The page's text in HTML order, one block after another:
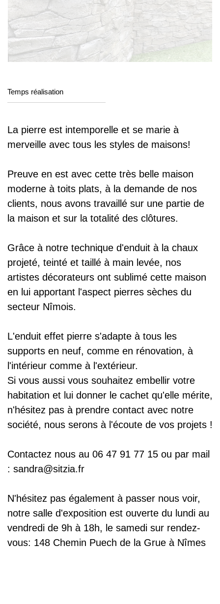
Temps réalisation
La pierre est intemporelle et se marie à
merveille avec tous les styles de maisons!
Preuve en est avec cette très belle maison
moderne à toits plats, à la demande de nos
clients, nous avons travaillé sur une partie de
la maison et sur la totalité des clôtures.
Grâce à notre technique d'enduit à la chaux
projeté, teinté et taillé à main levée, nos
artistes décorateurs ont sublimé cette maison
en lui apportant l'aspect pierres sèches du
secteur Nîmois.
L'enduit effet pierre s'adapte à tous les
supports en neuf, comme en rénovation, à
l'intérieur comme à l'extérieur.
Si vous aussi vous souhaitez embellir votre
habitation et lui donner le cachet qu'elle mérite,
n'hésitez pas à prendre contact avec notre
société, nous serons à l'écoute de vos projets !
Contactez nous au 06 47 91 77 15 ou par mail
: sandra@sitzia.fr
N'hésitez pas également à passer nous voir,
notre salle d'exposition est ouverte du lundi au
vendredi de 9h à 18h, le samedi sur rendez-
vous: 148 Chemin Puech de la Grue à Nîmes